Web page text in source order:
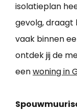
isolatieplan
gevolg, draagt
vaak binnen
ontdek jij de
eenwoning in